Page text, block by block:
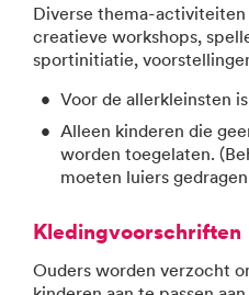
Diverse thema-
creatieve workshops,
sportinitiatie,
Voor de allerkleinsten
Alleen kinderen die
worden toegelaten.
moeten luiers
Kledingvoorschriften
Ouders worden verzocht